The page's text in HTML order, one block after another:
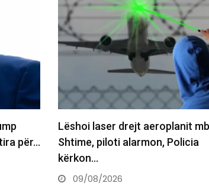
për…
Lëshoi laser drejt aeroplanit mbi
Shtime, piloti alarmon, Policia
kërkon…
09/08/2026